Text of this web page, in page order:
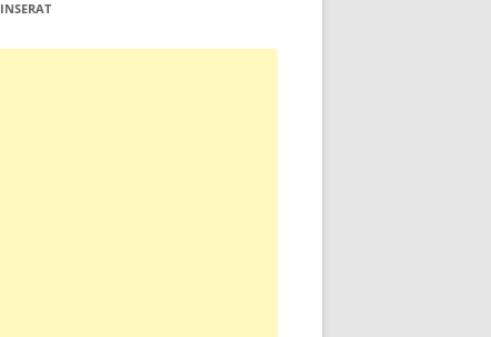
INSERAT